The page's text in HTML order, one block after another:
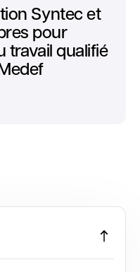
Syntec et
pour
travail qualifié